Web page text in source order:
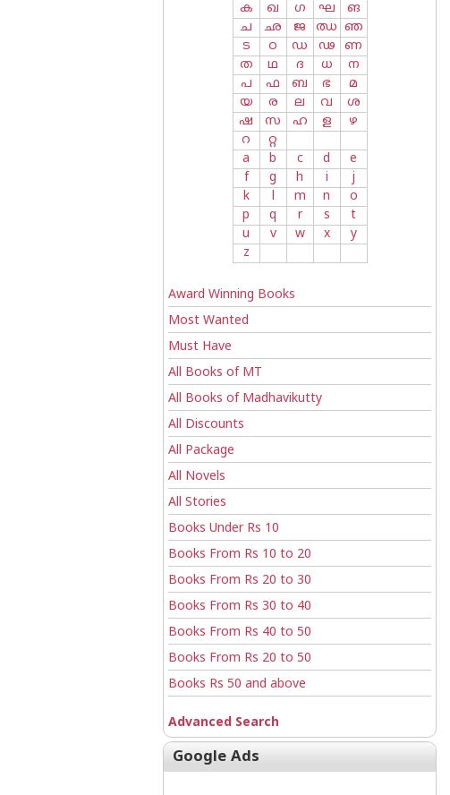
ക
ഖ ഗ ഘ
ങ
ച
ഛ ജ ഝ ഞ
ട
ഠ ഡ ഢ
ണ
ത
ഥ ദ ധ
ന
പ
ഫ ബ ഭ
മ
യ
ര ല വ
ശ
ഷ
സ ഹ ള
ഴ
റ
റ്റ
a
b c d
e
f
g h i
j
k
l m n
o
p
q r s
t
u
v w x
y
z
Award Winning Books
Most Wanted
Must Have
All Books of MT
All Books of Madhavikutty
All Discounts
All Package
All Novels
All Stories
Books Under Rs 10
Books From Rs 10 to 20
Books From Rs 20 to 30
Books From Rs 30 to 40
Books From Rs 40 to 50
Books From Rs 20 to 50
Books Rs 50 and above
Advanced Search
Google Ads